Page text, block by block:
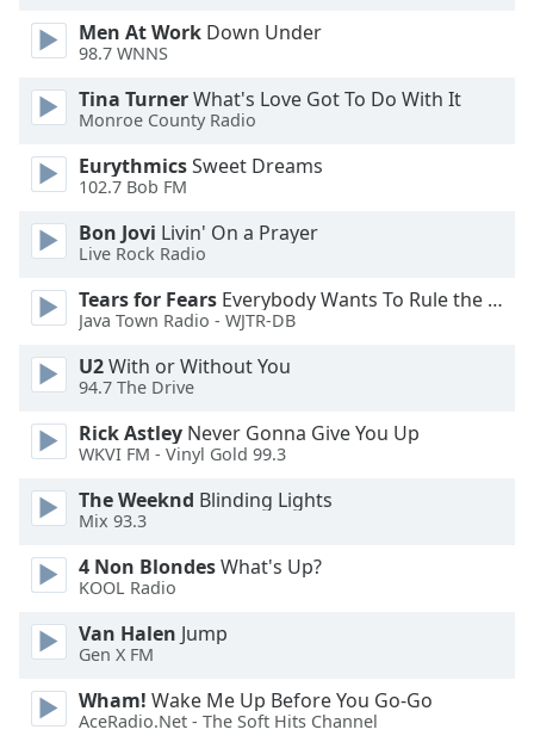
Area
Background
Font
Style
Font
Family
Done
Close
Dialog
dialog
window.
Men At Work Down Under
98.7 WNNS
Tina TurnerWhat's Love Got To Do With It
Monroe County Radio
EurythmicsSweet Dreams
102.7 Bob FM
Bon Jovi Livin' On a Prayer
Live Rock Radio
Tears for Fears Everybody Wants To Rule the World
Java Town Radio - WJTR-DB
U2With or Without You
94.7 The Drive
Rick Astley Never Gonna Give You Up
WKVI FM - Vinyl Gold 99.3
The Weeknd Blinding Lights
Mix 93.3
4 Non BlondesWhat's Up?
KOOL Radio
Van Halen Jump
Gen X FM
Wham! Wake Me Up Before You Go-Go
AceRadio.Net - The Soft Hits Channel